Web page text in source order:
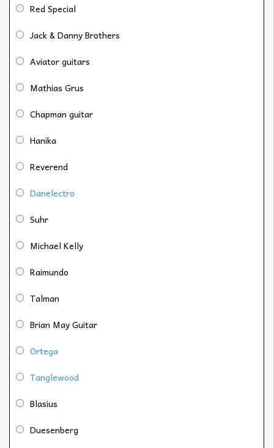
Red Special
Jack & Danny Brothers
Aviator guitars
Mathias Grus
Chapman guitar
Hanika
Reverend
Danelectro
Suhr
Michael Kelly
Raimundo
Talman
Brian May Guitar
Ortega
Tanglewood
Blasius
Duesenberg